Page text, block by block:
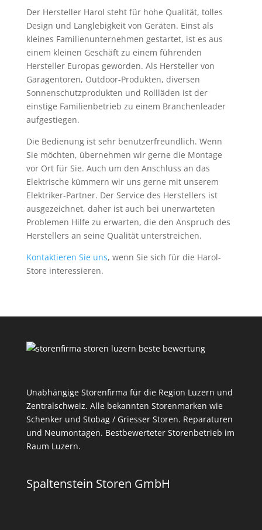
Der Hersteller Harol steht für hohe Qualität, tolles
Design und Langlebigkeit von Geräten. Einst als
kleines Familienunternehmen gestartet, ist es aus
einem kleinen Geschäft zu einem führenden
Hersteller Europas geworden. Als Hersteller von
Garagentoren, Outdoor-Produkten, diversen
Sonnenschutzprodukten und Rollläden ist der
einstige Familienbetrieb zu einem Branchenleader
aufgestiegen.
Die Bedienung ist sehr benutzerfreundlich. Wenn
Sie möchten, übernehmen wir gerne die Montage
vor Ort für Sie. Auch um den Anschluss an das
Elektrische kümmern wir uns gerne mit unserem
Elektriker-Partner. Der Service des Herstellers ist
ausgezeichnet, daher ist auch bei unerwarteten
Problemen Hilfe zu erwarten, die den Anspruch des
Herstellers an seine Qualität unterstreichen.
Kontaktieren Sie uns, wenn Sie sich für die Harol-
Store interessieren.
Unabhängige Storenfirma für die Region Luzern und
Zentralschweiz. Alle bekannten Storenmarken wie
Schenker und Stobag / Griesser Storen. Reparaturen
und Neumontagen. Bestbewerteter Storenbetrieb im
Raum Luzern.
Spaltenstein Storen GmbH